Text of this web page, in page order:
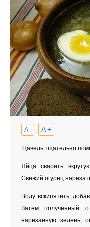
A - A +
Щавель тщательно
Яйца сварить
Свежий огурец
Воду вскипятить,
Затем полученный
нарезанную зелень,